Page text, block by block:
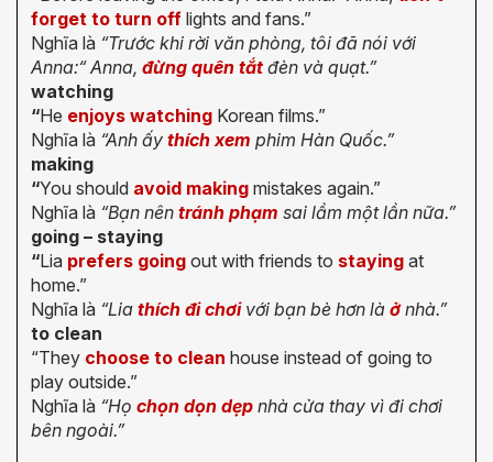
forget to turn off lights and fans.”
Nghĩa là “Trước khi rời văn phòng, tôi đã nói với
Anna:“ Anna, đừng quên tắt đèn và quạt.”
watching
“He enjoys watching Korean films.”
Nghĩa là “Anh ấy thích xem phim Hàn Quốc.”
making
“You should avoid making mistakes again.”
Nghĩa là “Bạn nên tránh phạm sai lầm một lần nữa.”
going – staying
“Lia prefers going out with friends to staying at
home.”
Nghĩa là “Lia thích đi chơi với bạn bè hơn là ở nhà.”
to clean
“They choose to clean house instead of going to
play outside.”
Nghĩa là “Họ chọn dọn dẹp nhà cửa thay vì đi chơi
bên ngoài.”